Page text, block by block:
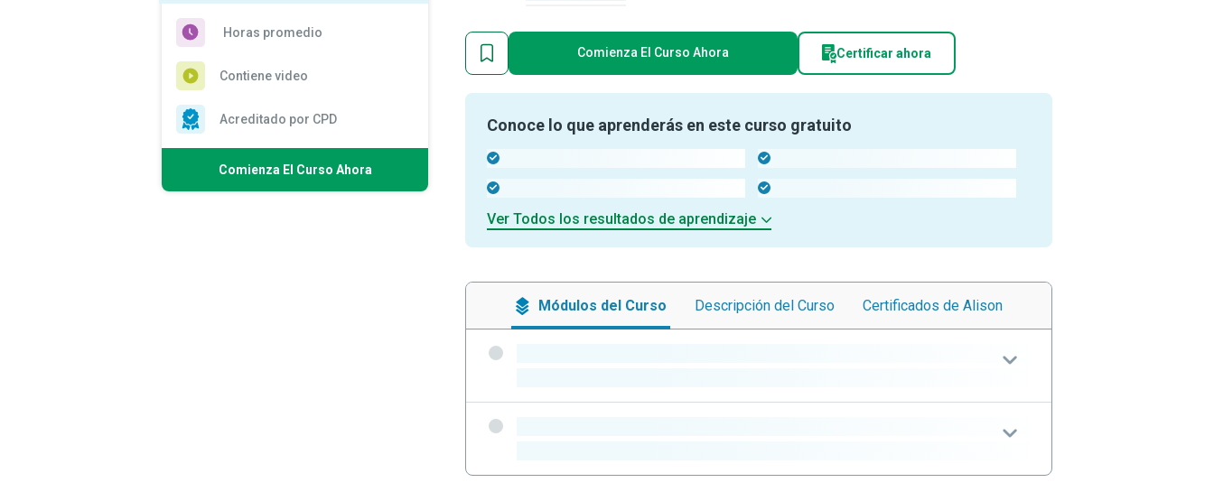
Horas promedio
Contiene video
Acreditado por CPD
Comienza El Curso Ahora
Comienza El Curso Ahora Certificar ahora
Conoce lo que aprenderás en este curso gratuito
Ver Todos los resultados de aprendizaje
Módulos del Curso Descripción del Curso Certificados de Alison